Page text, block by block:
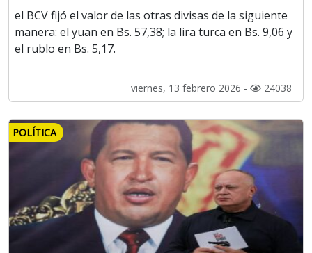
el BCV fijó el valor de las otras divisas de la siguiente
manera: el yuan en Bs. 57,38; la lira turca en Bs. 9,06 y
el rublo en Bs. 5,17.
viernes, 13 febrero 2026 - 24038
POLÍTICA